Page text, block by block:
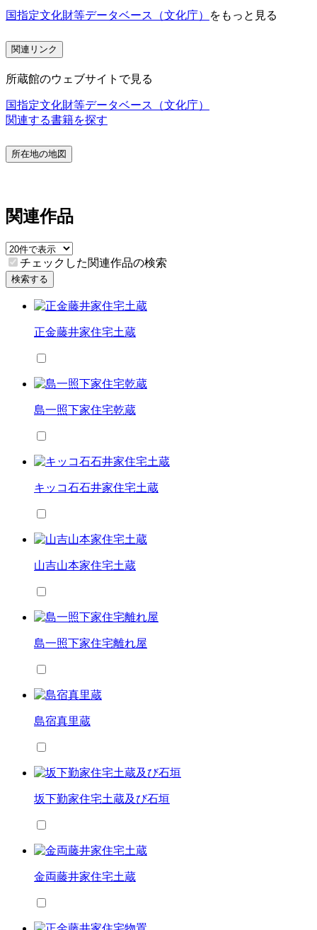
国指定文化財等データベース（文化庁） をもっと見る
関連リンク
所蔵館のウェブサイトで見る
国指定文化財等データベース（文化庁）
関連する書籍を探す
所在地の地図
関連作品
チェックした関連作品の検索
検索する
正金藤井家住宅土蔵
島一照下家住宅乾蔵
キッコ石石井家住宅土蔵
山吉山本家住宅土蔵
島一照下家住宅離れ屋
島宿真里蔵
坂下勤家住宅土蔵及び石垣
金両藤井家住宅土蔵